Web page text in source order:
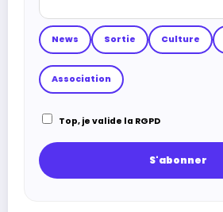
News Sortie Culture
Association
Top, je valide la RGPD